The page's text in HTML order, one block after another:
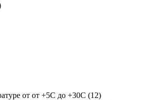
от от +5С до +30С (12)